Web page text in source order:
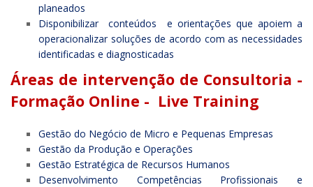
planeados
Disponibilizar conteúdos e orientações que apoiem a
operacionalizar soluções de acordo com as necessidades
identificadas e diagnosticadas
Áreas de intervenção de Consultoria -
Formação Online - Live Training
Gestão do Negócio de Micro e Pequenas Empresas
Gestão da Produção e Operações
Gestão Estratégica de Recursos Humanos
Desenvolvimento Competências Profissionais e